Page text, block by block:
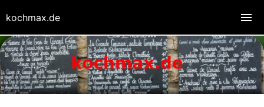
kochmax.de